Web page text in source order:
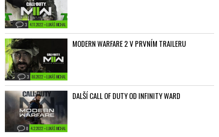
4.11.2022 • LUKÁŠ MICHAL
3
8.6.2022 • LUKÁŠ MICHAL
3
MODERN WARFARE 2 V PRVNÍM TRAILERU
4.2.2022 • LUKÁŠ MICHAL
0
DALŠÍ CALL OF DUTY OD INFINITY WARD